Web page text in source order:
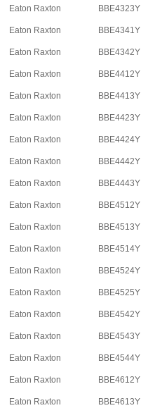
Eaton Raxton BBE4323Y
Eaton Raxton BBE4341Y
Eaton Raxton BBE4342Y
Eaton Raxton BBE4412Y
Eaton Raxton BBE4413Y
Eaton Raxton BBE4423Y
Eaton Raxton BBE4424Y
Eaton Raxton BBE4442Y
Eaton Raxton BBE4443Y
Eaton Raxton BBE4512Y
Eaton Raxton BBE4513Y
Eaton Raxton BBE4514Y
Eaton Raxton BBE4524Y
Eaton Raxton BBE4525Y
Eaton Raxton BBE4542Y
Eaton Raxton BBE4543Y
Eaton Raxton BBE4544Y
Eaton Raxton BBE4612Y
Eaton Raxton BBE4613Y